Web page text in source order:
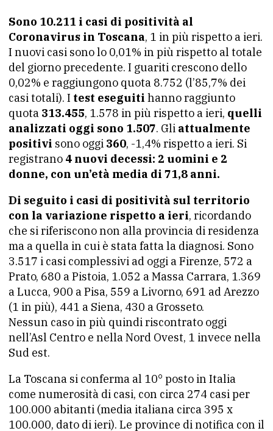
Sono 10.211 i casi di positività al
Coronavirus in Toscana, 1 in più rispetto a ieri.
I nuovi casi sono lo 0,01% in più rispetto al totale
del giorno precedente. I guariti crescono dello
0,02% e raggiungono quota 8.752 (l’85,7% dei
casi totali). I test eseguiti hanno raggiunto
quota 313.455, 1.578 in più rispetto a ieri, quelli
analizzati oggi sono 1.507. Gli attualmente
positivi sono oggi 360, -1,4% rispetto a ieri. Si
registrano 4 nuovi decessi: 2 uomini e 2
donne, con un’età media di 71,8 anni.
Di seguito i casi di positività sul territorio
con la variazione rispetto a ieri, ricordando
che si riferiscono non alla provincia di residenza
ma a quella in cui è stata fatta la diagnosi. Sono
3.517 i casi complessivi ad oggi a Firenze, 572 a
Prato, 680 a Pistoia, 1.052 a Massa Carrara, 1.369
a Lucca, 900 a Pisa, 559 a Livorno, 691 ad Arezzo
(1 in più), 441 a Siena, 430 a Grosseto.
Nessun caso in più quindi riscontrato oggi
nell’Asl Centro e nella Nord Ovest, 1 invece nella
Sud est.
La Toscana si conferma al 10° posto in Italia
come numerosità di casi, con circa 274 casi per
100.000 abitanti (media italiana circa 395 x
100.000, dato di ieri). Le province di notifica con il